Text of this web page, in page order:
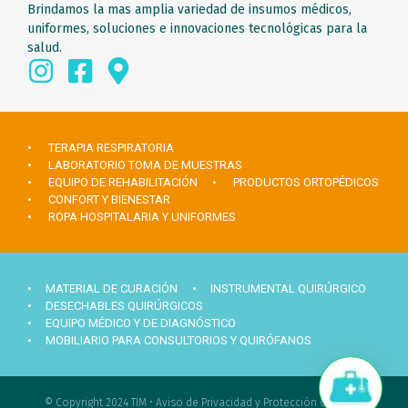
Brindamos la mas amplia variedad de insumos médicos,
uniformes, soluciones e innovaciones tecnológicas para la
salud.
• TERAPIA RESPIRATORIA
• LABORATORIO TOMA DE MUESTRAS
• EQUIPO DE REHABILITACIÓN
• PRODUCTOS ORTOPÉDICOS
• CONFORT Y BIENESTAR
• ROPA HOSPITALARIA Y UNIFORMES
• MATERIAL DE CURACIÓN
• INSTRUMENTAL QUIRÚRGICO
• DESECHABLES QUIRÚRGICOS
• EQUIPO MÉDICO Y DE DIAGNÓSTICO
• MOBILIARIO PARA CONSULTORIOS Y QUIRÓFANOS
© Copyright 2024 TIM • Aviso de Privacidad y Protección de datos